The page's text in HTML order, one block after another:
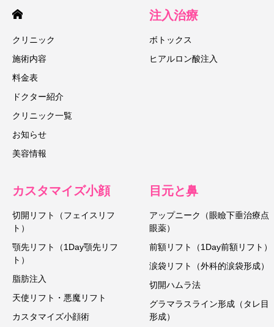
クリニック
施術内容
料金表
ドクター紹介
クリニック一覧
お知らせ
美容情報
注入治療
ボトックス
ヒアルロン酸注入
カスタマイズ小顔
切開リフト（フェイスリフ
ト）
顎先リフト（1Day顎先リフ
ト）
脂肪注入
天使リフト・悪魔リフト
カスタマイズ小顔術
目元と鼻
アップニーク（眼瞼下垂治療点
眼薬）
前額リフト（1Day前額リフト）
涙袋リフト（外科的涙袋形成）
切開ハムラ法
グラマラスライン形成（タレ目
形成）